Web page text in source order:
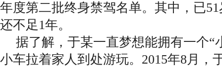
年度第二批终身禁驾名单。其中，已
还不足1年。
据了解，于某一直梦想能拥有一个“
小车拉着家人到处游玩。2015年8月，